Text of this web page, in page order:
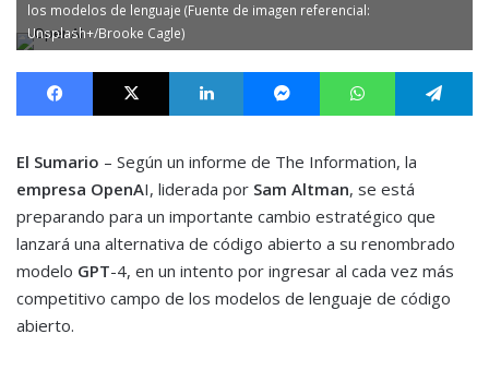
los modelos de lenguaje (Fuente de imagen referencial:
Unsplash+/Brooke Cagle)
Facebook X LinkedIn MessengerWhatsApp
El Sumario – Según un informe de The Information, la
empresa OpenAI, liderada por Sam Altman, se está
preparando para un importante cambio estratégico que
lanzará una alternativa de código abierto a su renombrado
modelo GPT-4, en un intento por ingresar al cada vez más
competitivo campo de los modelos de lenguaje de código
abierto.